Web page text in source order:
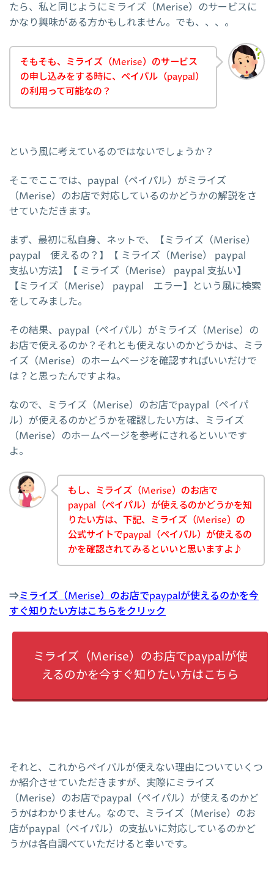
たら、私と同じようにミライズ（Merise）のサービスに
かなり興味がある方かもしれません。でも、、、。
そもそも、ミライズ（Merise）のサービス
の申し込みをする時に、ペイパル（paypal）
の利用って可能なの？
という風に考えているのではないでしょうか？
そこでここでは、paypal（ペイパル）がミライズ
（Merise）のお店で対応しているのかどうかの解説をさ
せていただきます。
まず、最初に私自身、ネットで、【ミライズ（Merise）
paypal 使えるの？】【 ミライズ（Merise） paypal
支払い方法】【 ミライズ（Merise） paypal 支払い】
【ミライズ（Merise） paypal エラー】という風に検索
をしてみました。
その結果、paypal（ペイパル）がミライズ（Merise）の
お店で使えるのか？それとも使えないのかどうかは、ミラ
イズ（Merise）のホームページを確認すればいいだけで
は？と思ったんですよね。
なので、ミライズ（Merise）のお店でpaypal（ペイパ
ル）が使えるのかどうかを確認したい方は、ミライズ
（Merise）のホームページを参考にされるといいです
よ。
もし、ミライズ（Merise）のお店で
paypal（ペイパル）が使えるのかどうかを知
りたい方は、下記、ミライズ（Merise）の
公式サイトでpaypal（ペイパル）が使えるの
かを確認されてみるといいと思いますよ♪
⇒ミライズ（Merise）のお店でpaypalが使えるのかを今
すぐ知りたい方はこちらをクリック
ミライズ（Merise）のお店でpaypalが使
えるのかを今すぐ知りたい方はこちら
それと、これからペイパルが使えない理由についていくつ
か紹介させていただきますが、実際にミライズ
（Merise）のお店でpaypal（ペイパル）が使えるのかど
うかはわかりません。なので、ミライズ（Merise）のお
店がpaypal（ペイパル）の支払いに対応しているのかど
うかは各自調べていただけると幸いです。